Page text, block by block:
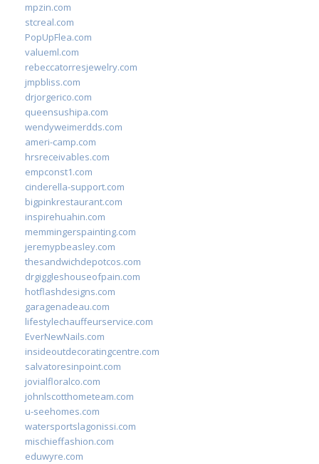
mpzin.com
stcreal.com
PopUpFlea.com
valueml.com
rebeccatorresjewelry.com
jmpbliss.com
drjorgerico.com
queensushipa.com
wendyweimerdds.com
ameri-camp.com
hrsreceivables.com
empconst1.com
cinderella-support.com
bigpinkrestaurant.com
inspirehuahin.com
memmingerspainting.com
jeremypbeasley.com
thesandwichdepotcos.com
drgiggleshouseofpain.com
hotflashdesigns.com
garagenadeau.com
lifestylechauffeurservice.com
EverNewNails.com
insideoutdecoratingcentre.com
salvatoresinpoint.com
jovialfloralco.com
johnlscotthometeam.com
u-seehomes.com
watersportslagonissi.com
mischieffashion.com
eduwyre.com